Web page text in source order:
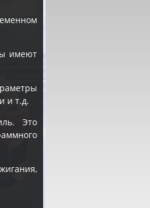
имеют
и т.д.
Это